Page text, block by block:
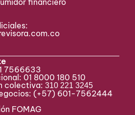
financiero
7566633
01 8000 180 510
colectiva:310 221 3245
(+57) 601-7562444
FOMAG